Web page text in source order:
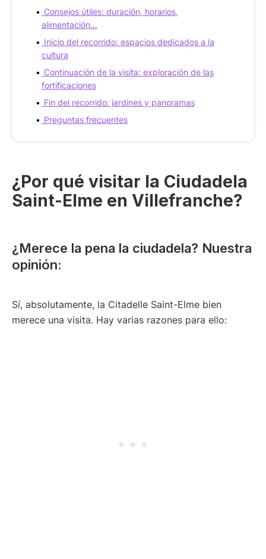
Consejos útiles: duración, horarios,
alimentación…
Inicio del recorrido: espacios dedicados a la
cultura
Continuación de la visita: exploración de las
fortificaciones
Fin del recorrido: jardines y panoramas
Preguntas frecuentes
¿Por qué visitar la Ciudadela
Saint-Elme en Villefranche?
¿Merece la pena la ciudadela? Nuestra
opinión:
Sí, absolutamente, la Citadelle Saint-Elme bien
merece una visita. Hay varias razones para ello: